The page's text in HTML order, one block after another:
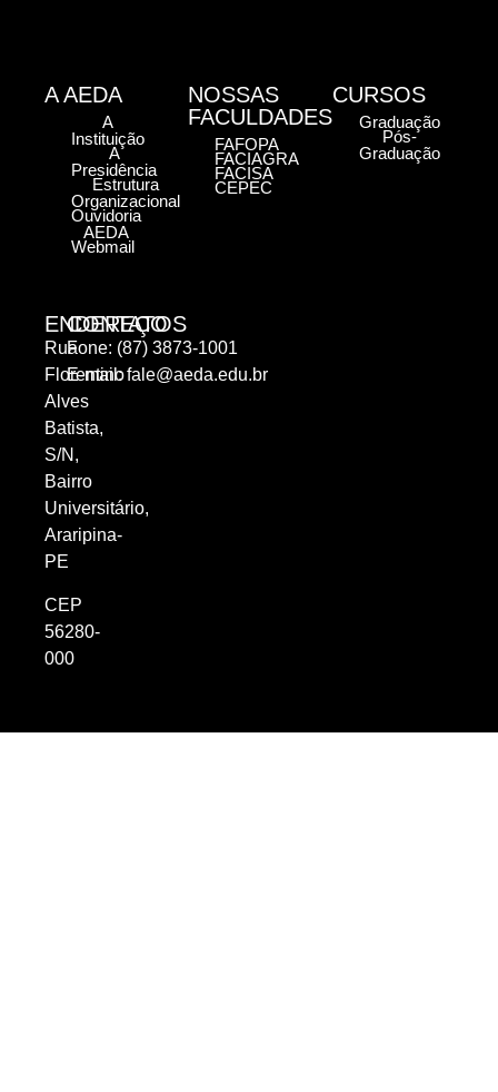
ENDEREÇO
Rua
Florentino
Alves
Batista,
S/N,
Bairro
Universitário,
Araripina-
PE
CEP
56280-
000
CONTATOS
Fone: (87) 3873-1001
E-mail:fale@aeda.edu.br
A AEDA
A
Instituição
A
Presidência
Estrutura
Organizacional
Ouvidoria
AEDA
Webmail
NOSSAS
FACULDADES
FAFOPA
FACIAGRA
FACISA
CEPEC
CURSOS
Graduação
Pós-
Graduação